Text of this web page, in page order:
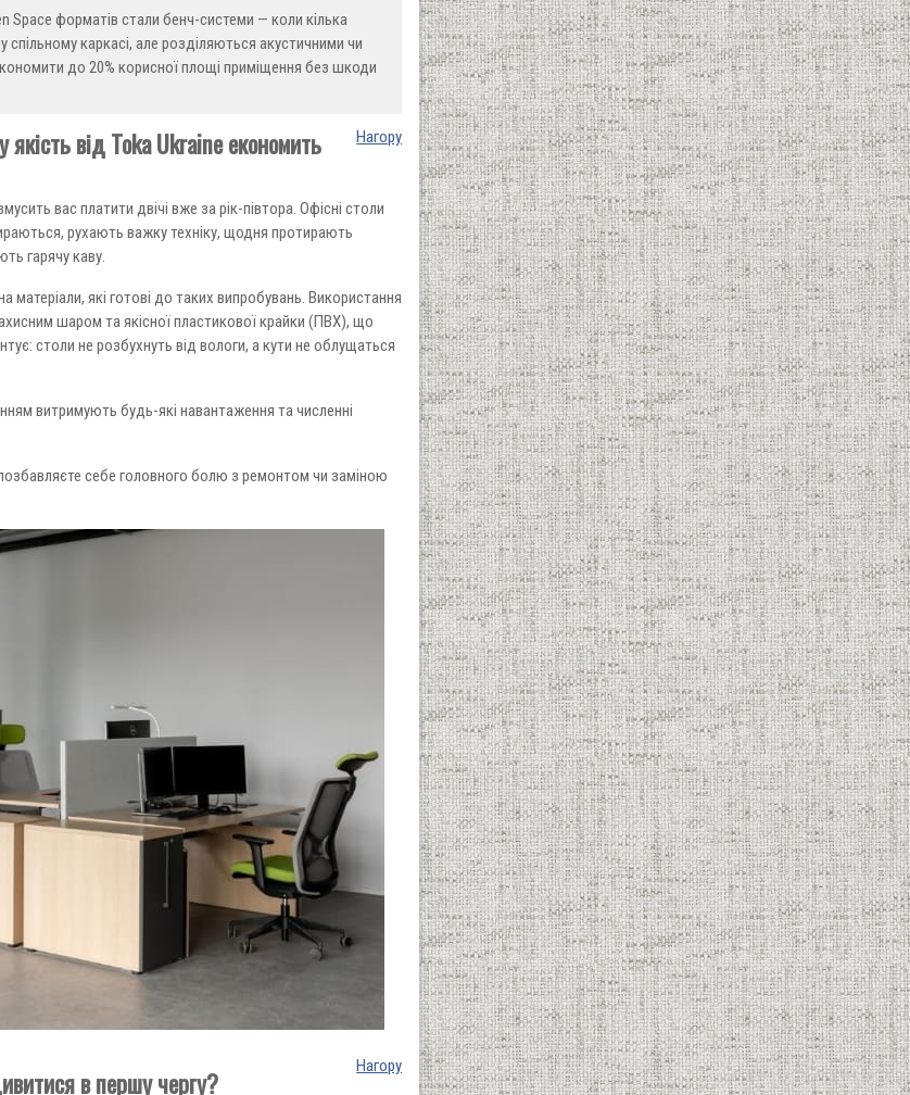
Space форматів стали бенч-системи — коли кілька
каркасі, але розділяються акустичними чи
до 20% корисної площі приміщення без шкоди
Нагору
якість від Toka Ukraine економить
вас платити двічі вже за рік-півтора. Офісні столи
рухають важку техніку, щодня протирають
гарячу каву.
матеріали, які готові до таких випробувань. Використання
шаром та якісної пластикової крайки (ПВХ), що
столи не розбухнуть від вологи, а кути не облущаться
витримують будь-які навантаження та численні
себе головного болю з ремонтом чи заміною
Нагору
в першу чергу?